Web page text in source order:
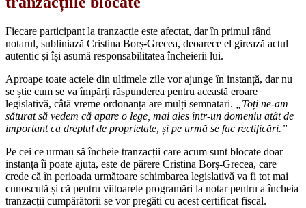
Fiecare participant la tranzacție este afectat, dar în primul rând
notarul, subliniază Cristina Borș-Grecea, deoarece el girează actul
autentic și își asumă responsabilitatea încheierii lui.
Aproape toate actele din ultimele zile vor ajunge în instanță, dar nu
se știe cum se va împărți răspunderea pentru această eroare
legislativă, câtă vreme ordonanța are mulți semnatari.
„Toți ne-am
săturat să vedem că apare o lege, mai ales într-un domeniu atât de
important ca dreptul de proprietate, și pe urmă se fac rectificări.”
Pe cei ce urmau să încheie tranzacții care acum sunt blocate doar
instanța îi poate ajuta, este de părere Cristina Borș-Grecea, care
crede că în perioada următoare schimbarea legislativă va fi tot mai
cunoscută și că pentru viitoarele programări la notar pentru a încheia
tranzacții cumpărătorii se vor pregăti cu acest certificat fiscal.